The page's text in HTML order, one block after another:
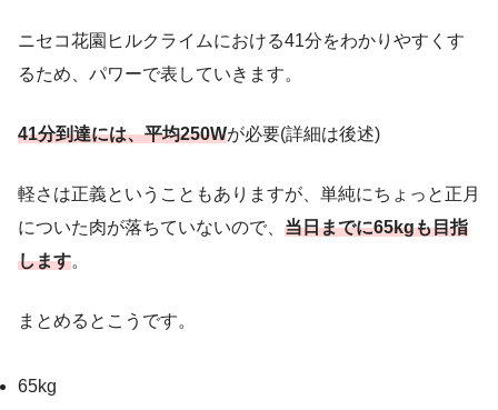
ニセコ花園ヒルクライムにおける41分をわかりやすくす
るため、パワーで表していきます。
41分到達には、平均250Wが必要(詳細は後述)
軽さは正義ということもありますが、単純にちょっと正月
についた肉が落ちていないので、 当日までに65kgも目指
します。
まとめるとこうです。
65kg